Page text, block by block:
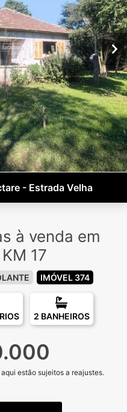
- Estrada Velha
à venda em
17
IMÓVEL 374
2 BANHEIROS
estão sujeitos a reajustes.